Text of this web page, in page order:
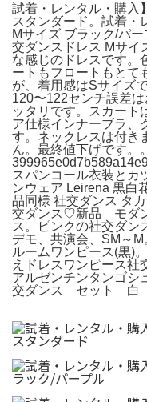
試着・レンタル・購入
スタンダード。試着・
Mサイズ ブラック/パ
交ダンスドレス Mサイ
な感じのドレスです。
ートもフロートもとて
が、着用感はSサイ
120〜122センチ誤差
ッタリです。スカート
ア仕様インナーブラ、
す。ネックレスは付き
ん。最終値下げです。。
スパンコール衣装とカ
ンウェア Leirena 黒白
品同様 社交ダンス タ
交ダンス♡新品 モダ
ス。ピンクの社交ダン
デモ、共演会、SM～
ルームワンピース(黒)
えドレスワンピース
アルゼンチンタンゴ
交ダンス セット